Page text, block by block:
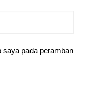
saya pada peramban